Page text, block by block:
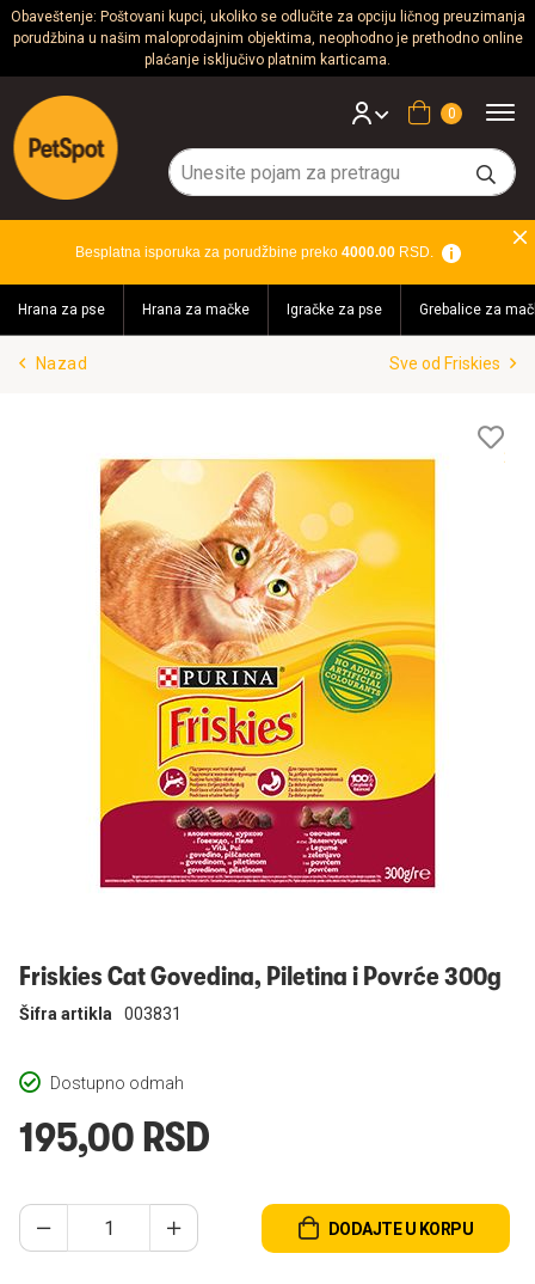
Obaveštenje: Poštovani kupci, ukoliko se odlučite za opciju ličnog preuzimanja
porudžbina u našim maloprodajnim objektima, neophodno je prethodno online
plaćanje isključivo platnim karticama.
Psi
Mačke
Glodari
Akvaristika
Teraristika
Brendovi
Akcija!
Korpa
Besplatna isporuka za porudžbine preko 4000.00RSD.
Hrana za pse Hrana za mačke Igračke za pse Grebalice za
Nazad Sve od Friskies
Friskies Cat Govedina, Piletina i Povrće 300g
Dostupno odmah
Šifra artikla 003831
195,00 RSD
DODAJTE U KORPU